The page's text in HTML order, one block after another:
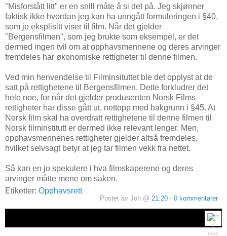
"Misforstått litt" er en snill måte å si det på. Jeg skjønner
faktisk ikke hvordan jeg kan ha unngått formuleringen i §40,
som jo eksplisitt viser til film. Når det gjelder
"Bergensfilmen", som jeg brukte som eksempel, er det
dermed ingen tvil om at opphavsmennene og deres arvinger
fremdeles har økonomiske rettigheter til denne filmen.
Ved min henvendelse til Filminsituttet ble det opplyst at de
satt på rettighetene til Bergensfilmen. Dette forkludrer det
hele noe, for når det gjelder produsenten Norsk Films
rettigheter har disse gått ut, nettopp med bakgrunn i §45. At
Norsk film skal ha overdratt rettighetene til denne filmen til
Norsk filminstitutt er dermed ikke relevant lenger. Men,
opphavsmennenes rettigheter gjelder altså fremdeles,
hvilket selvsagt betyr at jeg tar filmen vekk fra nettet.
Så kan en jo spekulere i hva filmskaperene og deres
arvinger måtte mene om saken.
Etiketter: Opphavsrett
Postet av Jon @ 21:20 - 0 kommentarer